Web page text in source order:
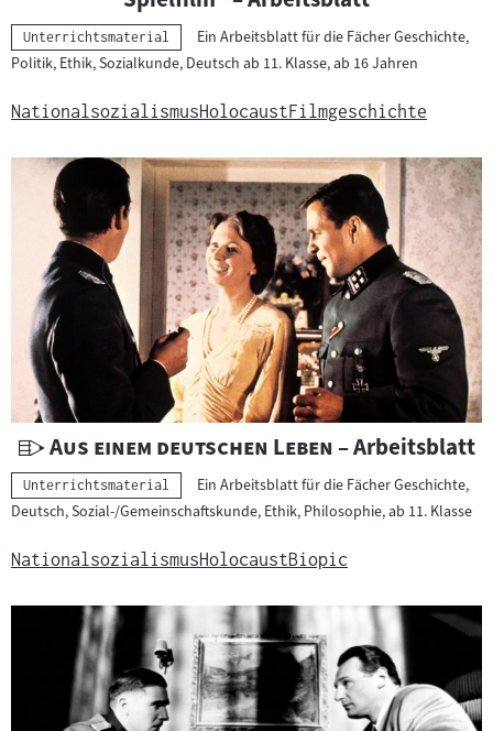
:
t
e
r
c
s
m
i
a
l
:
Kategorie:
Unterrichtsmaterial
Ein Arbeitsblatt für die Fächer Geschichte,
Politik, Ethik, Sozialkunde, Deutsch ab 11. Klasse, ab 16 Jahren
NationalsozialismusHolocaustFilmgeschichte
U
n
t
r
i
"
Aus einem deutschen Leben "
– Arbeitsblatt
Kategorie:
Unterrichtsmaterial
Ein Arbeitsblatt für die Fächer Geschichte,
Deutsch, Sozial-/Gemeinschaftskunde, Ethik, Philosophie, ab 11. Klasse
NationalsozialismusHolocaustBiopic